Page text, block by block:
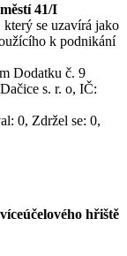
41/I
se uzavírá jako
k podnikání
Dodatku č. 9
s. r. o, IČ:
0, Zdržel se: 0,
hřiště